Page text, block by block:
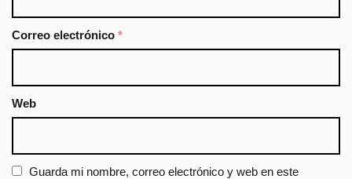
Correo electrónico *
Web
Guarda mi nombre, correo electrónico y web en este